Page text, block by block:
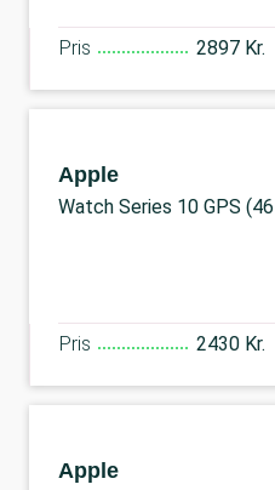
Pris 2897 Kr.
Apple
Watch Series 10 GPS
Pris 2430 Kr.
Apple